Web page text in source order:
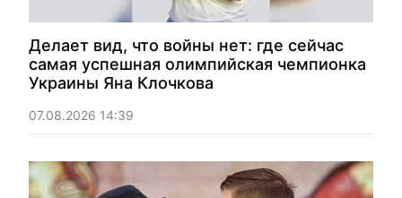
Делает вид, что войны нет: где сейчас
самая успешная олимпийская чемпионка
Украины Яна Клочкова
07.08.2026 14:39